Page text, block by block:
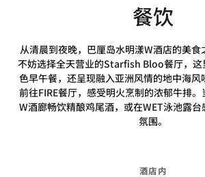
餐饮
从清晨到夜晚，巴厘岛水明漾W酒店的美
不妨选择全天营业的Starfish Bloo餐厅，这
色早午餐，还呈现融入亚洲风情的地中海
前往FIRE餐厅，感受明火烹制的浓郁牛排
W酒廊畅饮精酿鸡尾酒，或在WET泳池露
氛围。
酒店内